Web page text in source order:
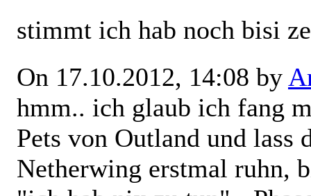
stimmt ich hab noch bisi
On 17.10.2012, 14:08 by
hmm.. ich glaub ich fang
Pets von Outland und lass
Netherwing erstmal ruhn,